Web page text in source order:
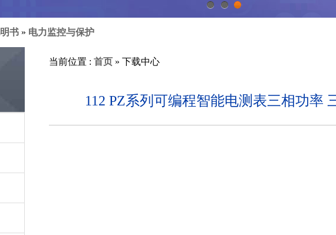
书 » 电力监控与保护
当前位置 : 首页 » 下载中心
112 PZ系列可编程智能电测表三相功率